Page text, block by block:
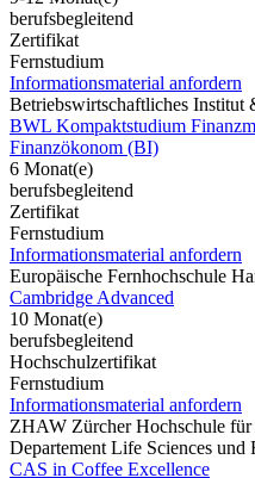
berufsbegleitend
Zertifikat
Fernstudium
Informationsmaterial anfordern
Betriebswirtschaftliches Institut
BWL Kompaktstudium
Finanzökonom (BI)
6 Monat(e)
berufsbegleitend
Zertifikat
Fernstudium
Informationsmaterial anfordern
Europäische Fernhochschule
Cambridge Advanced
10 Monat(e)
berufsbegleitend
Hochschulzertifikat
Fernstudium
Informationsmaterial anfordern
ZHAW Zürcher Hochschule für
Departement Life Sciences und
CAS in Coffee Excellence